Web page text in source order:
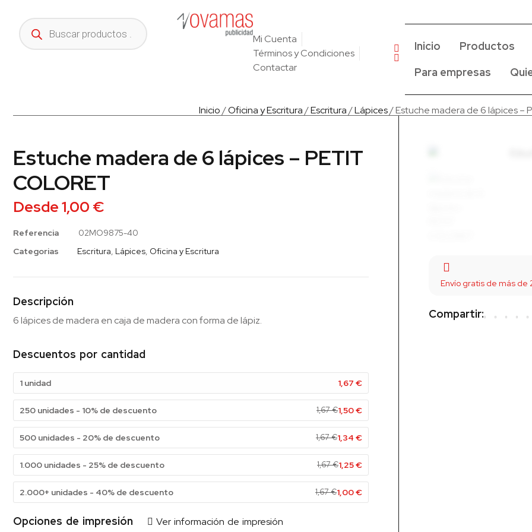
Mi Cuenta
Términos y Condiciones
Contactar
Inicio Productos
Para empresas
Inicio/Oficina y Escritura/Escritura/Lápices/ Estuche madera de 6 lápices –
Estuche madera de 6 lápices – PETIT
COLORET
Desde1,00 €
Referencia
02MO9875-40
Categorias
Escritura Lápices Oficina y Escritura
Descripción
6 lápices de madera en caja de madera con forma de lápiz.
Descuentos por cantidad
1 unidad 1,67 €
250 unidades - 10% de descuento 1,67€1,50€
500 unidades - 20% de descuento 1,67€1,34 €
1.000 unidades - 25% de descuento 1,67€1,25€
2.000+ unidades - 40% de descuento 1,67€1,00€
Opciones de impresión Ver información de impresión
Envío gratis de más de
Compartir: